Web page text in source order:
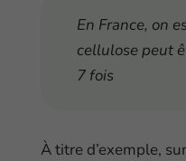
En France, on
cellulose peut
7 fois
À titre d’exemple,